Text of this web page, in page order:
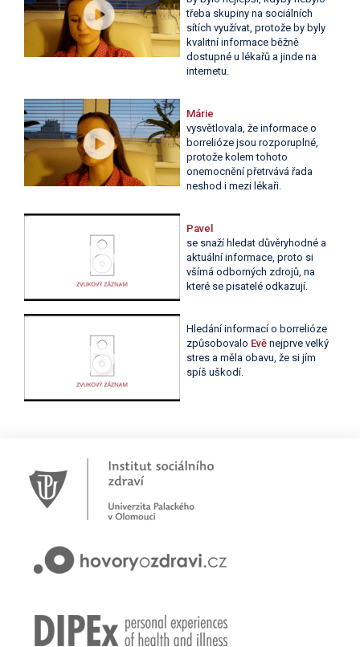
třeba skupiny na sociálních
sítích využívat, protože by byly
kvalitní informace běžně
dostupné u lékařů a jinde na
internetu.
Márie
vysvětlovala, že informace o
borrelióze jsou rozporuplné,
protože kolem tohoto
onemocnění přetrvává řada
neshod i mezi lékaři.
Pavel
se snaží hledat důvěryhodné a
aktuální informace, proto si
všímá odborných zdrojů, na
které se pisatelé odkazují.
Hledání informací o borrelióze
způsobovalo Evě nejprve velký
stres a měla obavu, že si jím
spíš uškodí.